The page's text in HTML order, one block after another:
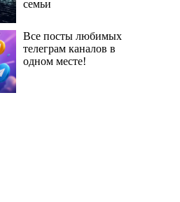
семьи
Все посты любимых
телеграм каналов в
одном месте!